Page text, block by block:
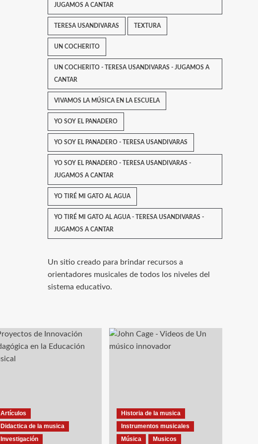
JUGAMOS A CANTAR
TERESA USANDIVARAS TEXTURA
UN COCHERITO
UN COCHERITO - TERESA USANDIVARAS - JUGAMOS A
CANTAR
VIVAMOS LA MÚSICA EN LA ESCUELA
YO SOY EL PANADERO
YO SOY EL PANADERO - TERESA USANDIVARAS
YO SOY EL PANADERO - TERESA USANDIVARAS -
JUGAMOS A CANTAR
YO TIRÉ MI GATO AL AGUA
YO TIRÉ MI GATO AL AGUA - TERESA USANDIVARAS -
JUGAMOS A CANTAR
Un sitio creado para brindar recursos a
orientadores musicales de todos los niveles del
sistema educativo.
Artículos
Didactica de la musica
Investigación
Historia de la musica
Instrumentos musicales
Música
Musicos